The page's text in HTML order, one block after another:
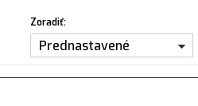
Zoradiť:
Prednastavené